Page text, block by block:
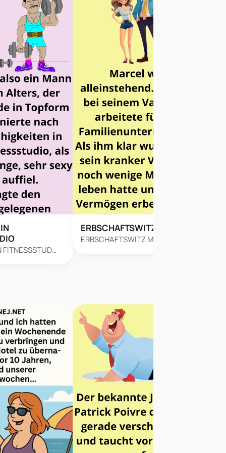
FITNESSSTUD…
ERBSCHAFTSWITZ
ERBSCHAFTSWITZ Marcel war…